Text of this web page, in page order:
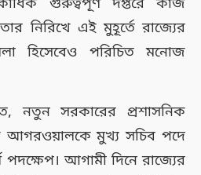
গুরুত্বপূর্ণ দপ্তরে কাজ
নিরিখে এই মুহূর্তে রাজ্যের
হিসেবেও পরিচিত মনোজ
নতুন সরকারের প্রশাসনিক
আগরওয়ালকে মুখ্য সচিব পদে
আগামী দিনে রাজ্যের